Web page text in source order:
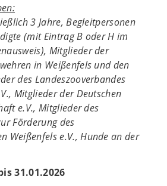
3 Jahre, Begleitpersonen
(mit Eintrag B oder H im
Mitglieder der
in Weißenfels und den
des Landeszooverbandes
Mitglieder der Deutschen
e.V., Mitglieder des
Förderung des
Weißenfels e.V., Hunde an der
31.01.2026